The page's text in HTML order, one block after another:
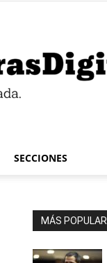
SECCIONES
MÁS POPULAR